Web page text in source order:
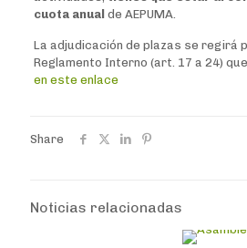
cuota anual de AEPUMA.
La adjudicación de plazas se regirá
Reglamento Interno (art. 17 a 24)
en este enlace
Share
Noticias relacionadas